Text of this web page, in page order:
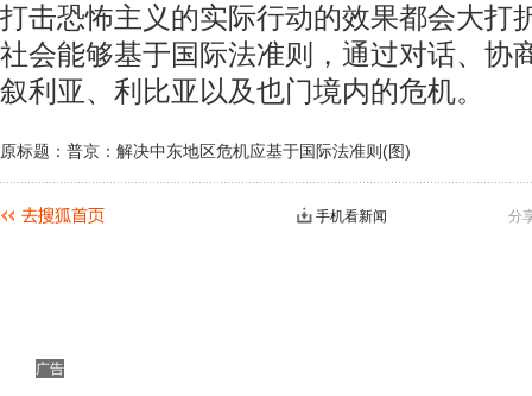
打击恐怖主义的实际行动的效果都会大打
社会能够基于国际法准则，通过对话、协
叙利亚、利比亚以及也门境内的危机。
原标题：普京：解决中东地区危机应基于国际法准则(图)
分
手机看新闻
广告